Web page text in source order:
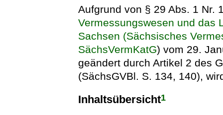
Aufgrund von § 29 Abs. 1 Nr.
Vermessungswesen und das
Sachsen (Sächsisches
SächsVermKatG) vom 29.
geändert durch Artikel 2 des
(SächsGVBl. S. 134, 140),
Inhaltsübersicht1